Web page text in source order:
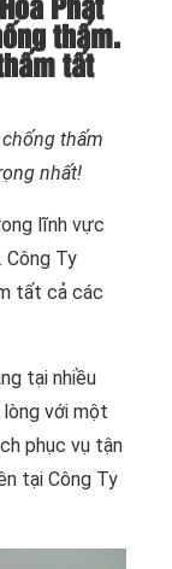
Phát
thấm.
tất
thấm
nhất!
lĩnh vực
Công Ty
tất cả các
tại nhiều
lòng với một
phục vụ tận
tại Công Ty